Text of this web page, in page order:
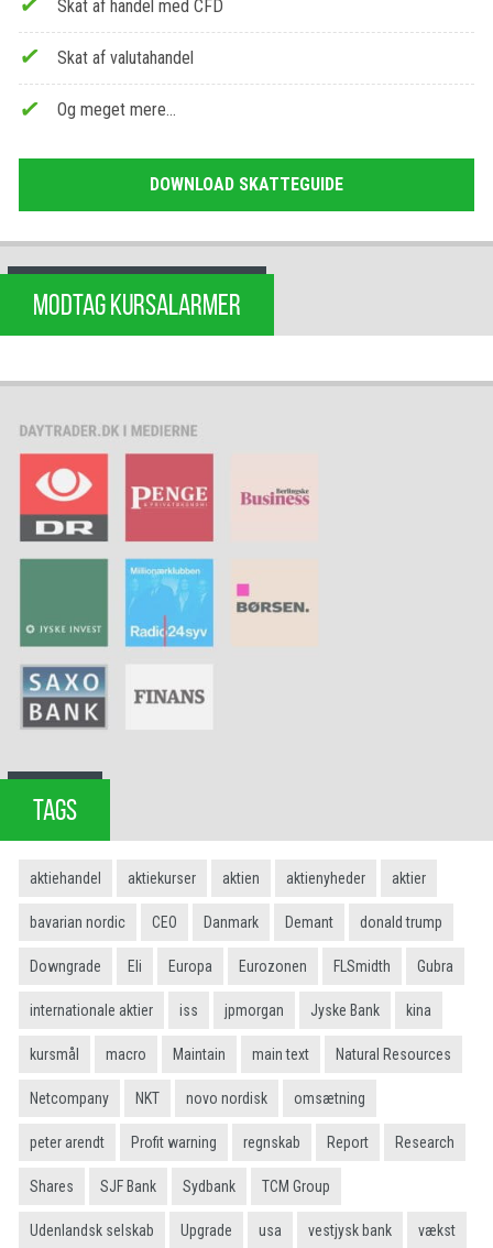
Skat af handel med CFD
Skat af valutahandel
Og meget mere…
DOWNLOAD SKATTEGUIDE
MODTAG KURSALARMER
TAGS
aktiehandel aktiekurser aktien aktienyheder aktier
bavarian nordic CEO Danmark Demant donald trump
Downgrade Eli Europa Eurozonen FLSmidth Gubra
internationale aktier iss jpmorgan Jyske Bank kina
kursmål macro Maintain main text Natural Resources
Netcompany NKT novo nordisk omsætning
peter arendt Profit warning regnskab Report Research
Shares SJF Bank Sydbank TCM Group
Udenlandsk selskab Upgrade usa vestjysk bank vækst